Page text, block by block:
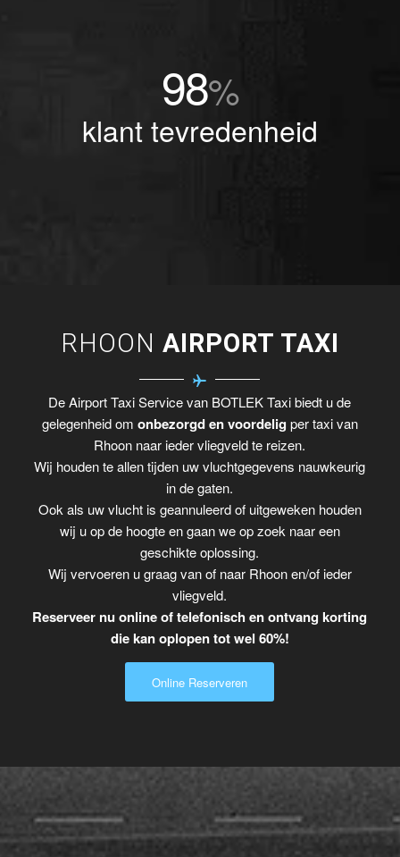
98%
klant tevredenheid
RHOON AIRPORT TAXI
De Airport Taxi Service van BOTLEK Taxi biedt u de
gelegenheid om onbezorgd en voordelig per taxi van
Rhoon naar ieder vliegveld te reizen.
Wij houden te allen tijden uw vluchtgegevens nauwkeurig
in de gaten.
Ook als uw vlucht is geannuleerd of uitgeweken houden
wij u op de hoogte en gaan we op zoek naar een
geschikte oplossing.
Wij vervoeren u graag van of naar Rhoon en/of ieder
vliegveld.
Reserveer nu online of telefonisch en ontvang korting
die kan oplopen tot wel 60%!
Online Reserveren